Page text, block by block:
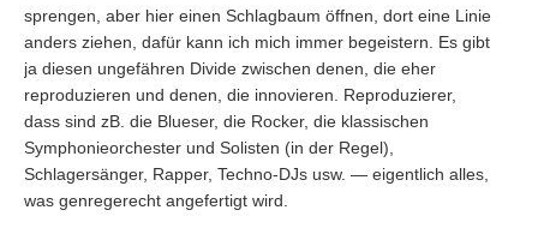
sprengen, aber hier einen Schlagbaum öffnen, dort eine Linie
anders ziehen, dafür kann ich mich immer begeistern. Es gibt
ja diesen ungefähren Divide zwischen denen, die eher
reproduzieren und denen, die innovieren. Reproduzierer,
dass sind zB. die Blueser, die Rocker, die klassischen
Symphonieorchester und Solisten (in der Regel),
Schlagersänger, Rapper, Techno-DJs usw. — eigentlich alles,
was genregerecht angefertigt wird.